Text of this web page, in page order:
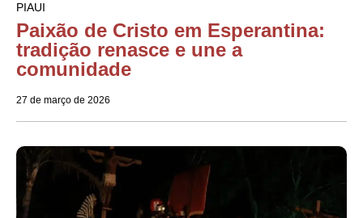
PIAUI
Paixão de Cristo em Esperantina:
tradição renasce e une a
comunidade
27 de março de 2026